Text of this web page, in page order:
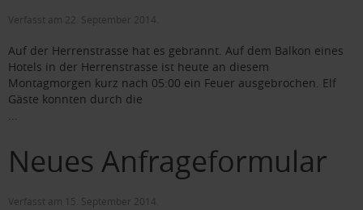
Verfasst am 22. September 2014
Auf der Herrenstrasse hat es gebrannt. Auf dem Balkon eines
Hotels in der Herrenstrasse ist heute an diesem
Montagmorgen kurz nach 05:00 ein Feuer ausgebrochen. Elf
Gäste konnten durch die
...
Neues Anfrageformular
Verfasst am 15. September 2014